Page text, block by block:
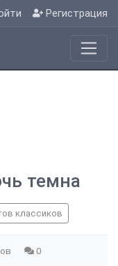
Регистрация
темна
классиков
0